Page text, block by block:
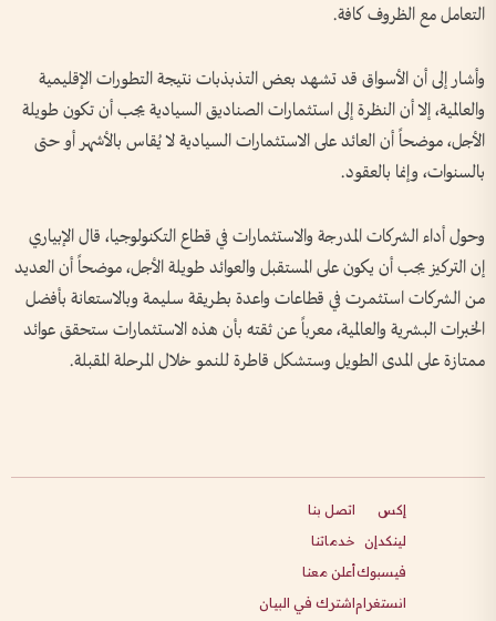
التعامل مع الظروف كافة.
وأشار إلى أن الأسواق قد تشهد بعض التذبذبات نتيجة التطورات الإقليمية
والعالمية، إلا أن النظرة إلى استثمارات الصناديق السيادية يجب أن تكون طويلة
الأجل، موضحاً أن العائد على الاستثمارات السيادية لا يُقاس بالأشهر أو حتى
بالسنوات، وإنما بالعقود.
وحول أداء الشركات المدرجة والاستثمارات في قطاع التكنولوجيا، قال الإبياري
إن التركيز يجب أن يكون على المستقبل والعوائد طويلة الأجل، موضحاً أن العديد
من الشركات استثمرت في قطاعات واعدة بطريقة سليمة وبالاستعانة بأفضل
الخبرات البشرية والعالمية، معرباً عن ثقته بأن هذه الاستثمارات ستحقق عوائد
ممتازة على المدى الطويل وستشكل قاطرة للنمو خلال المرحلة المقبلة.
إكس
لينكدإن
فيسبوك
انستغرام
اتصل بنا
خدماتنا
أعلن معنا
اشترك في البيان